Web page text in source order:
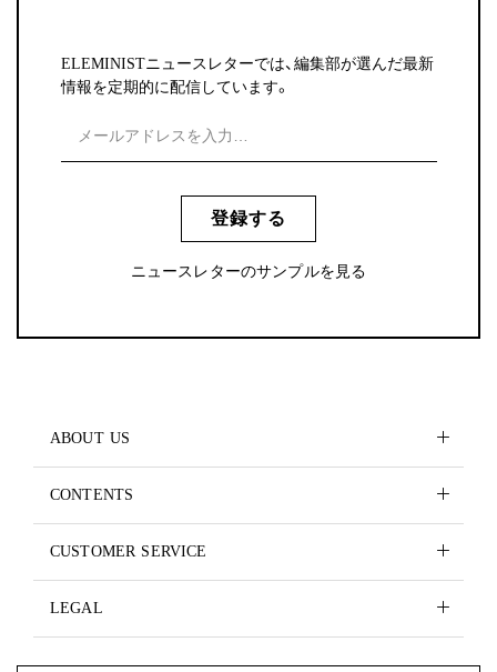
ELEMINISTニュースレターでは、編集部が選んだ最新
情報を定期的に配信しています。
登録する
ニュースレターのサンプルを見る
ABOUT US
CONTENTS
CUSTOMER SERVICE
LEGAL